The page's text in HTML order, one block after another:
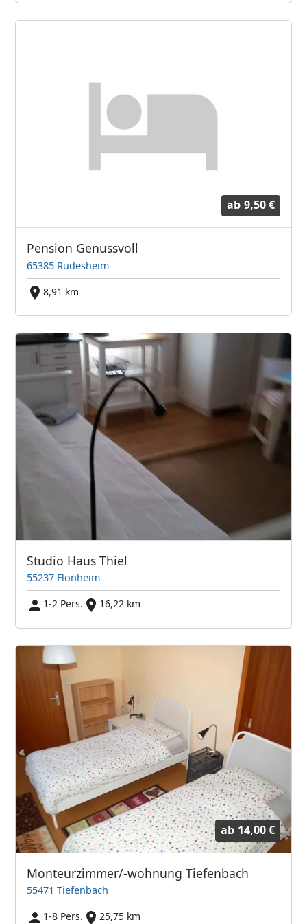
ab 9,50 €
Pension Genussvoll
65385 Rüdesheim
8,91 km
Studio Haus Thiel
55237 Flonheim
1-2 Pers.
16,22 km
ab 14,00 €
Monteurzimmer/-wohnung Tiefenbach
55471 Tiefenbach
1-8 Pers.
25,75 km